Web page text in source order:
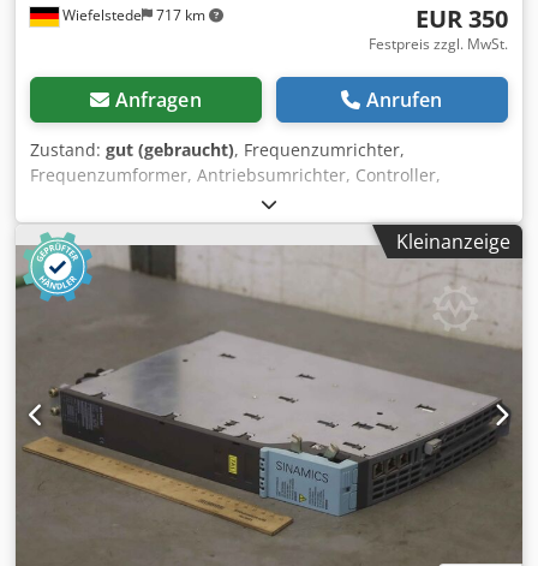
Wiefelstede 717 km EUR 350
Festpreis zzgl. MwSt.
Anfragen Anrufen
Zustand: gut (gebraucht), Frequenzumrichter,
Frequenzumformer, Antriebsumrichter, Controller,
Variable Speed Drive, Single Motor Module, Double Motor
Module -Hersteller: Siemens, Sinamics Double Motor
Module -Typ: 6SL3120-2TE21-0AD0 -Eingang: DC 510-720 V
22 A -Ausgang: 3 AC 0-480 V 9A/9A 0-550 Hz A -Anzahl: 10x
Modul vorhanden -Preis: pro Stück -Abmessungen:
420/50/H270 mm -Gewicht: 4,8 kg/St. Chodpfx Ajxnkgbok
Kleinanzeige